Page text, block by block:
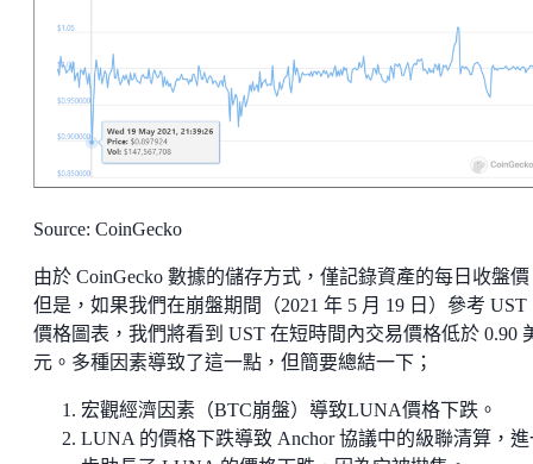
Source: CoinGecko
由於 CoinGecko 數據的儲存方式，僅記錄資產的每日收盤
但是，如果我們在崩盤期間（2021 年 5 月 19 日）參考 UST
價格圖表，我們將看到 UST 在短時間內交易價格低於 0.90
元。多種因素導致了這一點，但簡要總結一下；
宏觀經濟因素（BTC崩盤）導致LUNA價格下跌。
LUNA 的價格下跌導致 Anchor 協議中的級聯清算，進